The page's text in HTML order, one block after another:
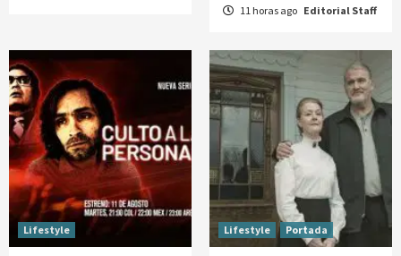
11 horas ago Editorial Staff
Lifestyle Lifestyle Portada